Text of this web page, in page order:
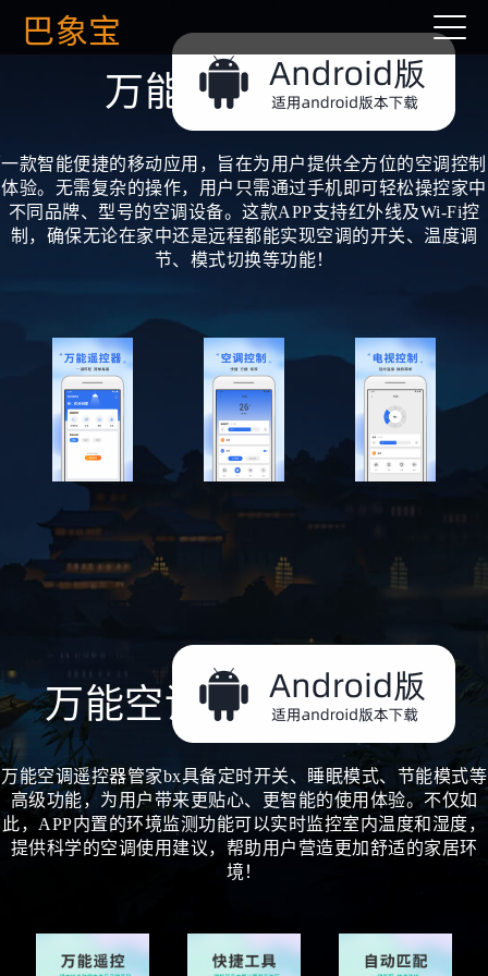
巴象宝
万能空调遥控器
一款智能便捷的移动应用，旨在为用户提供全方位的空调控制
体验。无需复杂的操作，用户只需通过手机即可轻松操控家中
不同品牌、型号的空调设备。这款APP支持红外线及Wi-Fi控
制，确保无论在家中还是远程都能实现空调的开关、温度调
节、模式切换等功能！
万能空调遥控器管家bx
万能空调遥控器管家bx具备定时开关、睡眠模式、节能模式等
高级功能，为用户带来更贴心、更智能的使用体验。不仅如
此，APP内置的环境监测功能可以实时监控室内温度和湿度，
提供科学的空调使用建议，帮助用户营造更加舒适的家居环
境！